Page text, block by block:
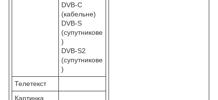
DVB-C
(кабельне)
DVB-S
(супутникове
)
DVB-S2
(супутникове
)
Телетекст
Картинка